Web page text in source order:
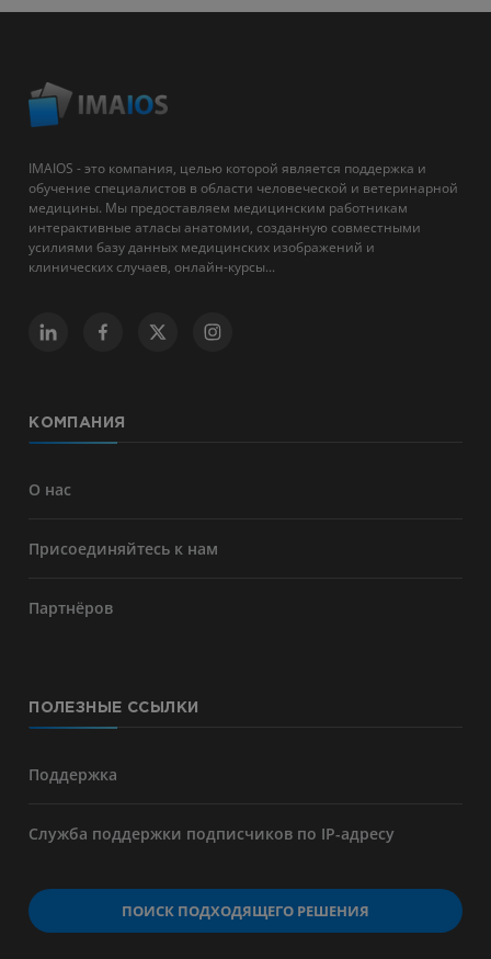
IMAIOS - это компания, целью которой является поддержка и
обучение специалистов в области человеческой и ветеринарной
медицины. Мы предоставляем медицинским работникам
интерактивные атласы анатомии, созданную совместными
усилиями базу данных медицинских изображений и
клинических случаев, онлайн-курсы...
КОМПАНИЯ
О нас
Присоединяйтесь к нам
Партнёров
ПОЛЕЗНЫЕ ССЫЛКИ
Поддержка
Служба поддержки подписчиков по IP-адресу
ПОИСК ПОДХОДЯЩЕГО РЕШЕНИЯ